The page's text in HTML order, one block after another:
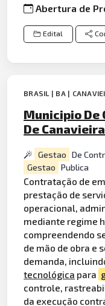
Abertura de
Edital
BRASIL | BA |
Municipio De
De
Gestao De
Gestao Publica
Contratação de
prestação de
operacional,
mediante regime
compreendendo
de mão de obra e
demanda,
tecnológica para
controle,
da execução